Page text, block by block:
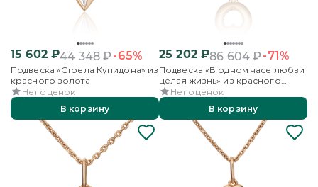
15 602₽44 348₽-65%
Подвеска «Стрела Купидона» из
красного золота
Нет оценок
В корзину
25 202₽86 604₽-71%
Подвеска «В одном часе любви
целая жизнь» из красного
золота
Нет оценок
В корзину